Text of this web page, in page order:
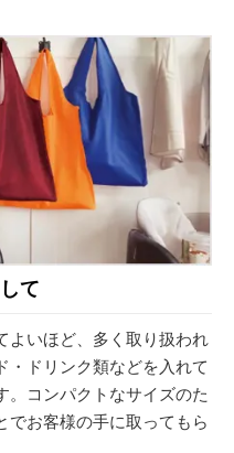
て
よいほど、多く取り扱われ
・ドリンク類などを入れて
。コンパクトなサイズのた
でお客様の手に取ってもら